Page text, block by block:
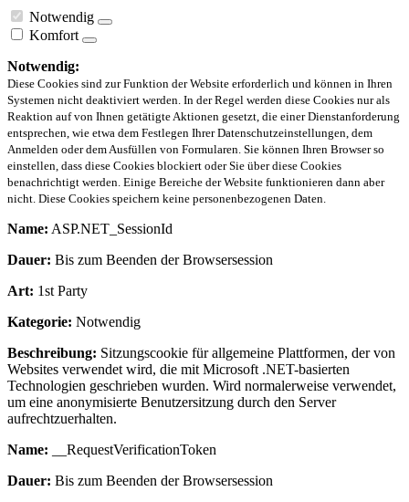
Notwendig
Komfort
Notwendig:
Diese Cookies sind zur Funktion der Website erforderlich und können in Ihren
Systemen nicht deaktiviert werden. In der Regel werden diese Cookies nur als
Reaktion auf von Ihnen getätigte Aktionen gesetzt, die einer Dienstanforderung
entsprechen, wie etwa dem Festlegen Ihrer Datenschutzeinstellungen, dem
Anmelden oder dem Ausfüllen von Formularen. Sie können Ihren Browser so
einstellen, dass diese Cookies blockiert oder Sie über diese Cookies
benachrichtigt werden. Einige Bereiche der Website funktionieren dann aber
nicht. Diese Cookies speichern keine personenbezogenen Daten.
Name: ASP.NET_SessionId
Dauer: Bis zum Beenden der Browsersession
Art: 1st Party
Kategorie: Notwendig
Beschreibung: Sitzungscookie für allgemeine Plattformen, der von
Websites verwendet wird, die mit Microsoft .NET-basierten
Technologien geschrieben wurden. Wird normalerweise verwendet,
um eine anonymisierte Benutzersitzung durch den Server
aufrechtzuerhalten.
Name: __RequestVerificationToken
Dauer: Bis zum Beenden der Browsersession